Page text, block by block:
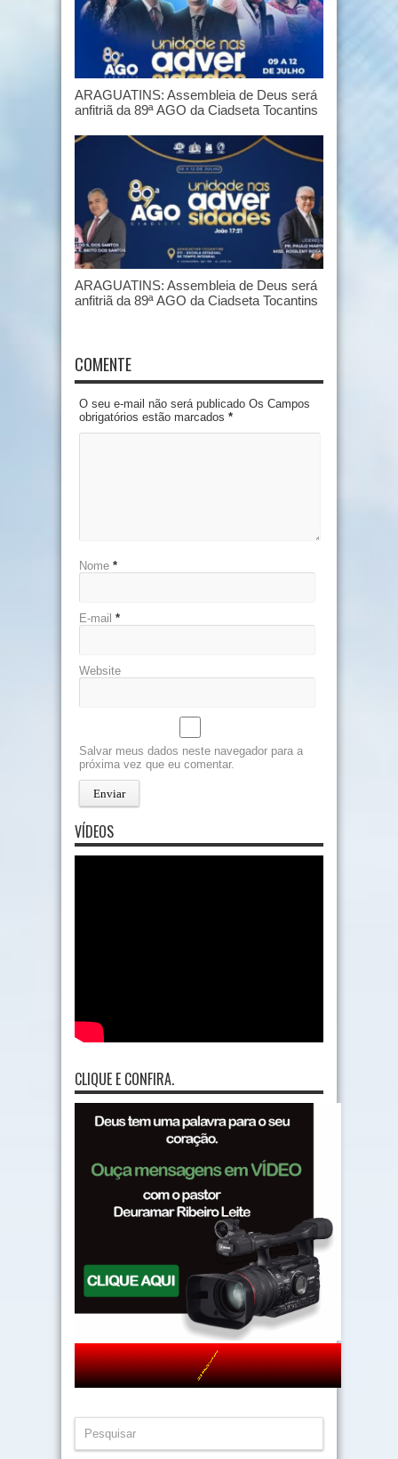
ARAGUATINS: Assembleia de Deus será
anfitriã da 89ª AGO da Ciadseta Tocantins
ARAGUATINS: Assembleia de Deus será
anfitriã da 89ª AGO da Ciadseta Tocantins
COMENTE
O seu e-mail não será publicado Os Campos
obrigatórios estão marcados *
Nome *
E-mail *
Website
Salvar meus dados neste navegador para a
próxima vez que eu comentar.
VÍDEOS
CLIQUE E CONFIRA.